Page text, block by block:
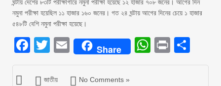
ঘন্টায় দেশের ৮৩টি পরীক্ষাগারে নমুনা পরীক্ষা হয়েছে ১২ হাজার ৭০৮ জনের। আগের দিন
নমুনা পরীক্ষা হয়েছিল ১১ হাজার ১৬০ জনের। গত ২৪ ঘন্টায় আগের দিনের চেয়ে ১ হাজার
৫৪৮টি বেশি নমুনা পরীক্ষা হয়েছে।
Facebook
Twitter
EmailShare Print
জাতীয় No Comments »